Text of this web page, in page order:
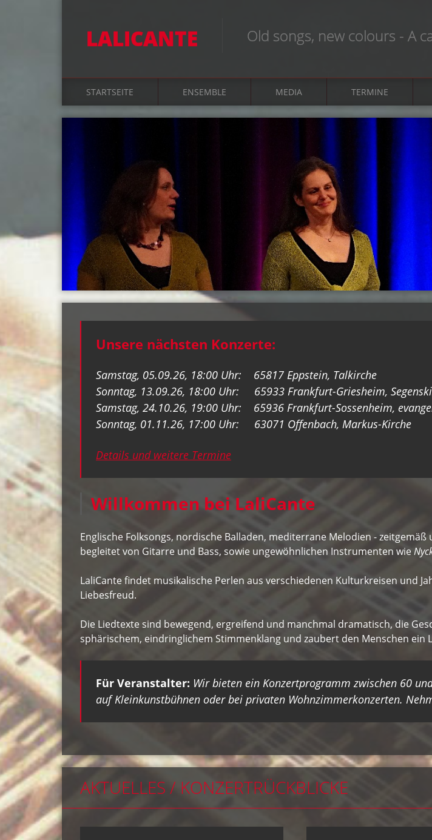
LALICANTE Old songs, new colours - A
STARTSEITE ENSEMBLE MEDIA TERMINE
Unsere nächsten Konzerte:
Samstag, 05.09.26, 18:00 Uhr: 65817 Eppstein, Talkirche
Sonntag, 13.09.26, 18:00 Uhr: 65933 Frankfurt-Griesheim,
Samstag, 24.10.26, 19:00 Uhr: 65936 Frankfurt-Sossenheim,
Sonntag, 01.11.26, 17:00 Uhr: 63071 Offenbach, Markus-Kirche
Details und weitere Termine
Willkommen bei LaliCante
Englische Folksongs, nordische Balladen, mediterrane Melodien -
begleitet von Gitarre und Bass, sowie ungewöhnlichen Instrumenten wie
LaliCante findet musikalische Perlen aus verschiedenen Kulturkreisen und
Liebesfreud.
Die Liedtexte sind bewegend, ergreifend und manchmal dramatisch, die
sphärischem, eindringlichem Stimmenklang und zaubert den Menschen ein
Für Veranstalter: Wir bieten ein Konzertprogramm zwischen 60
auf Kleinkunstbühnen oder bei privaten Wohnzimmerkonzerten.
AKTUELLES / KONZERTRÜCKBLICKE